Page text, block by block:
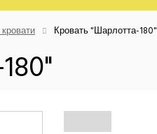
Кровать "Шарлотта-180"